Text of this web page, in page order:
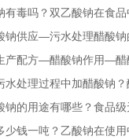
产配方—醋酸钠作用—醋